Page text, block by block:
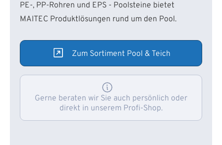
PE-, PP-Rohren und EPS - Poolsteine bietet
MAITEC Produktlösungen rund um den Pool.
Zum Sortiment Pool & Teich
Gerne beraten wir Sie auch persönlich oder
direkt in unserem Profi-Shop.